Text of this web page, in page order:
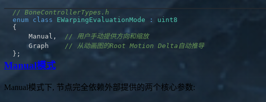
// BoneControllerTypes.h
enum class EWarpingEvaluationMode :
uint8
{
    Manual
,
// 用户手动提供方向和缩放
    Graph
// 从动画图的Root Motion Delta自动推导
} ;
Manual模式
Manual模式下, 节点完全依赖外部提供的两个核心参数: